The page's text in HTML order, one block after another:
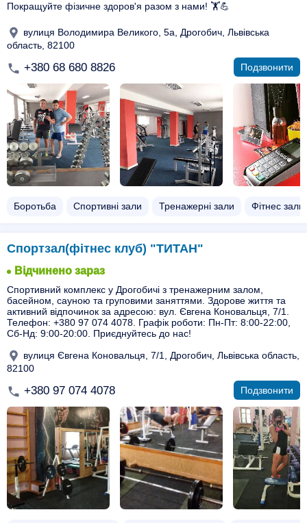
Покращуйте фізичне здоров'я разом з нами! 🏋️💪
вулиця Володимира Великого, 5а, Дрогобич, Львівська
область, 82100
+380 68 680 8826 Подзвонити
Боротьба Спортивні зали Тренажерні зали Фітнес зали
Спортзал(фітнес клуб) "ТИТАН"
Відчинено зараз
Спортивний комплекс у Дрогобичі з тренажерним залом,
басейном, сауною та груповими заняттями. Здорове життя та
активний відпочинок за адресою: вул. Євгена Коновальця, 7/1.
Телефон: +380 97 074 4078. Графік роботи: Пн-Пт: 8:00-22:00,
Сб-Нд: 9:00-20:00. Приєднуйтесь до нас!
вулиця Євгена Коновальця, 7/1, Дрогобич, Львівська область,
82100
+380 97 074 4078 Подзвонити